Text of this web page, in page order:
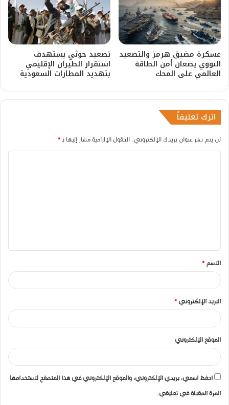
عسكرة مضيق هرمز والتصعيد
النووي يضعان أمن الطاقة
العالمي على المحك
​تصعيد حوثي يستهدف
استقرار الطيران الإقليمي
بتهديد المطارات السعودية
اترك تعليقاً
لن يتم نشر عنوان بريدك الإلكتروني. الحقول الإلزامية مشار إليها بـ*
ق
*
الاسم *
البريد الإلكتروني *
الموقع الإلكتروني
احفظ اسمي، بريدي الإلكتروني، والموقع الإلكتروني في هذا المتصفح لاستخدامها
المرة المقبلة في تعليقي.